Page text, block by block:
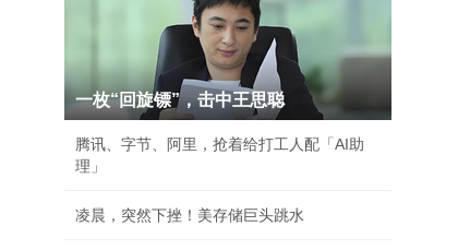
一枚“回旋镖”，击中王思聪
腾讯、字节、阿里，抢着给打工人配「AI助
理」
凌晨，突然下挫！美存储巨头跳水